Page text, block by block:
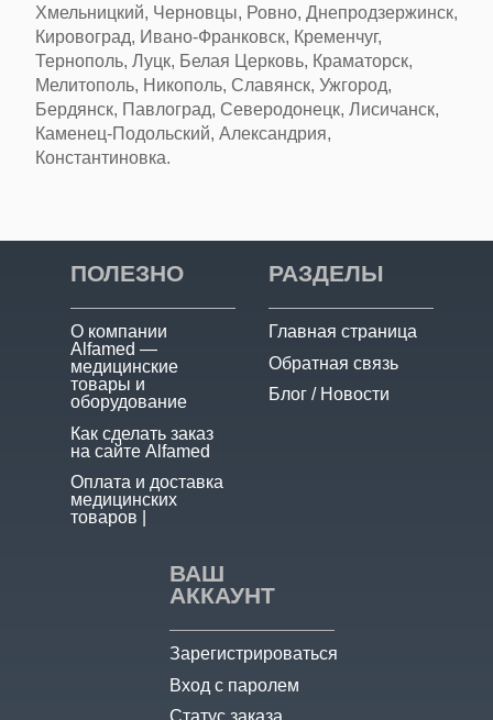
Хмельницкий, Черновцы, Ровно, Днепродзержинск,
Кировоград, Ивано-Франковск, Кременчуг,
Тернополь, Луцк, Белая Церковь, Краматорск,
Мелитополь, Никополь, Славянск, Ужгород,
Бердянск, Павлоград, Северодонецк, Лисичанск,
Каменец-Подольский, Александрия,
Константиновка.
ПОЛЕЗНО
О компании
Alfamed —
медицинские
товары и
оборудование
Как сделать заказ
на сайте Alfamed
Оплата и доставка
медицинских
товаров |
РАЗДЕЛЫ
Главная страница
Обратная связь
Блог / Новости
ВАШ
АККАУНТ
Зарегистрироваться
Вход с паролем